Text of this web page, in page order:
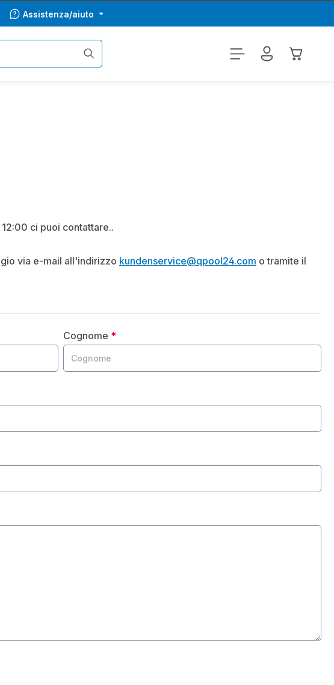
Assistenza/aiuto
Il
ci puoi contattare..
via e-mail all'indirizzo kundenservice@qpool24.com o tramite il
Cognome *